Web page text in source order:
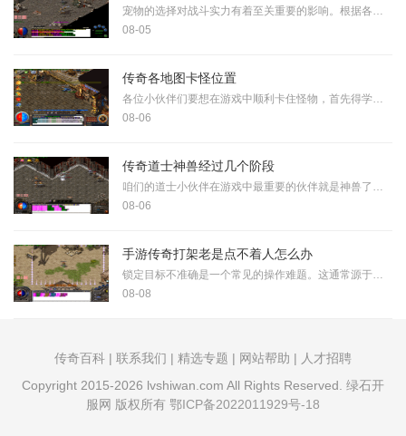
宠物的选择对战斗实力有着至关重要的影响。根据各类游戏版本的设定，最强势的宠物通常具备优异的攻击力、防御力或特殊的辅助能力。攻击型宠物以高输出著称，能在战斗中为玩家
08-05
传奇各地图卡怪位置
各位小伙伴们要想在游戏中顺利卡住怪物，首先得学会观察它们的行动规律。有的怪物喜欢在某些区域来回转圈，有的则习惯待在固定地点发动攻击。当你摸清这些特点后，就能找到最
08-06
传奇道士神兽经过几个阶段
咱们的道士小伙伴在游戏中最重要的伙伴就是神兽了，这个小家伙可是要经历好几个阶段才能成长为强大的战斗伙伴。最初阶段的神兽还处于初级形态，这时候它的能力相对比较弱小，
08-06
手游传奇打架老是点不着人怎么办
锁定目标不准确是一个常见的操作难题。这通常源于技能范围限制与玩家操作熟练度不足两方面因素。部分职业的技能攻击范围较为有限，尤其在近身缠斗时难以精准覆盖移动中的对手
08-08
传奇百科 | 联系我们 | 精选专题 | 网站帮助 | 人才招聘
Copyright 2015-2026 lvshiwan.com All Rights Reserved. 绿石开
服网 版权所有 鄂ICP备2022011929号-18